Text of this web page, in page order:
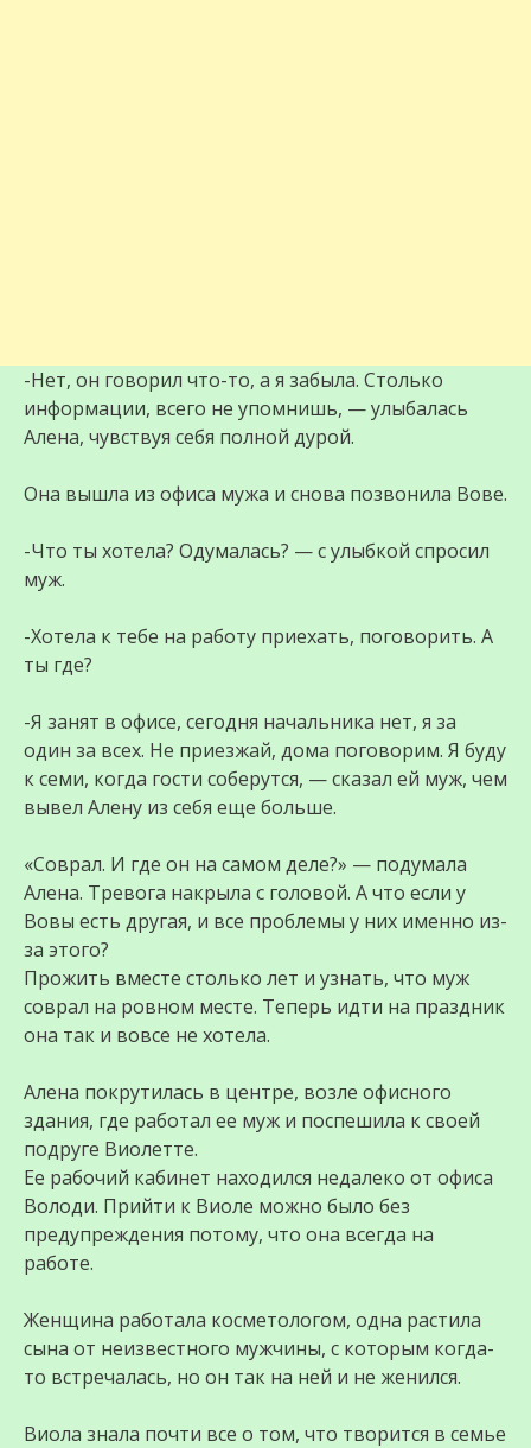
-Нет, он говорил что-то, а я забыла. Столько
информации, всего не упомнишь, — улыбалась
Алена, чувствуя себя полной дурой.
Она вышла из офиса мужа и снова позвонила Вове.
-Что ты хотела? Одумалась? — с улыбкой спросил
муж.
-Хотела к тебе на работу приехать, поговорить. А
ты где?
-Я занят в офисе, сегодня начальника нет, я за
один за всех. Не приезжай, дома поговорим. Я буду
к семи, когда гости соберутся, — сказал ей муж, чем
вывел Алену из себя еще больше.
«Соврал. И где он на самом деле?» — подумала
Алена. Тревога накрыла с головой. А что если у
Вовы есть другая, и все проблемы у них именно из-
за этого?
Прожить вместе столько лет и узнать, что муж
соврал на ровном месте. Теперь идти на праздник
она так и вовсе не хотела.
Алена покрутилась в центре, возле офисного
здания, где работал ее муж и поспешила к своей
подруге Виолетте.
Ее рабочий кабинет находился недалеко от офиса
Володи. Прийти к Виоле можно было без
предупреждения потому, что она всегда на
работе.
Женщина работала косметологом, одна растила
сына от неизвестного мужчины, с которым когда-
то встречалась, но он так на ней и не женился.
Виола знала почти все о том, что творится в семье